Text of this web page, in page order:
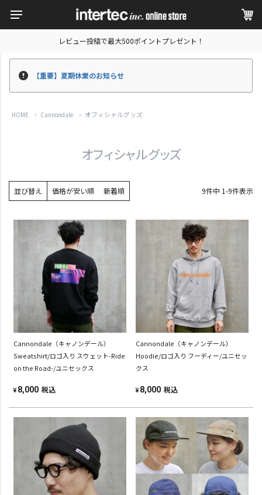
レビュー投稿で最大500ポイントプレゼント！
【重要】夏期休業のお知らせ
HOME Cannondale オフィシャルグッズ
オフィシャルグッズ
並び替え 価格が安い順 新着順 9件中 1-9件表示
Cannondale（キャノンデール）
Sweatshirt/ロゴ入り スウェット-Ride
on the Road-/ユニセックス
¥ 8,000 税込
Cannondale（キャノンデール）
Hoodie/ロゴ入り フーディー/ユニセッ
クス
¥ 8,000 税込